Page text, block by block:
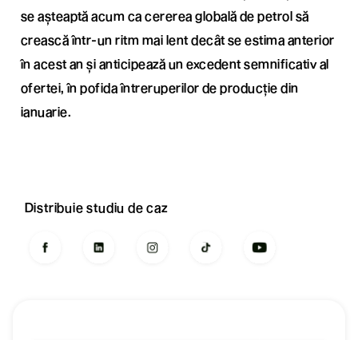
se așteaptă acum ca cererea globală de petrol să
crească într-un ritm mai lent decât se estima anterior
în acest an și anticipează un excedent semnificativ al
ofertei, în pofida întreruperilor de producție din
ianuarie.
Distribuie studiu de caz